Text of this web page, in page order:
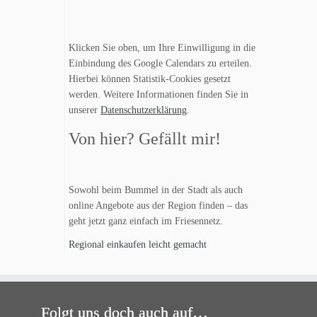
Klicken Sie oben, um Ihre Einwilligung in die
Einbindung des Google Calendars zu erteilen.
Hierbei können Statistik-Cookies gesetzt
werden. Weitere Informationen finden Sie in
unserer Datenschutzerklärung.
Von hier? Gefällt mir!
Sowohl beim Bummel in der Stadt als auch
online Angebote aus der Region finden – das
geht jetzt ganz einfach im Friesennetz.
Regional einkaufen leicht gemacht
Folgt uns doch auch auf…